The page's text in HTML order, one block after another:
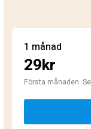
1 månad
29kr
Första månaden.